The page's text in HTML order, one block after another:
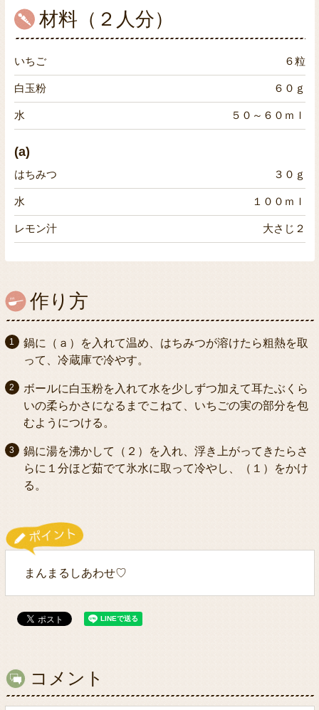
材料（２人分）
いちご ６粒
白玉粉 ６０ｇ
水 ５０～６０ｍｌ
(a)
はちみつ ３０ｇ
水 １００ｍｌ
レモン汁 大さじ２
作り方
鍋に（ａ）を入れて温め、はちみつが溶けたら粗熱を取
って、冷蔵庫で冷やす。
ボールに白玉粉を入れて水を少しずつ加えて耳たぶくら
いの柔らかさになるまでこねて、いちごの実の部分を包
むようにつける。
鍋に湯を沸かして（２）を入れ、浮き上がってきたらさ
らに１分ほど茹でて氷水に取って冷やし、（１）をかけ
る。
まんまるしあわせ♡
コメント